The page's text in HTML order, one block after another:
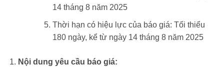
14 tháng 8 năm 2025
Thời hạn có hiệu lực của báo giá: Tối thiểu
180 ngày, kể từ ngày 14 tháng 8 năm 2025
Nội dung yêu cầu báo giá: